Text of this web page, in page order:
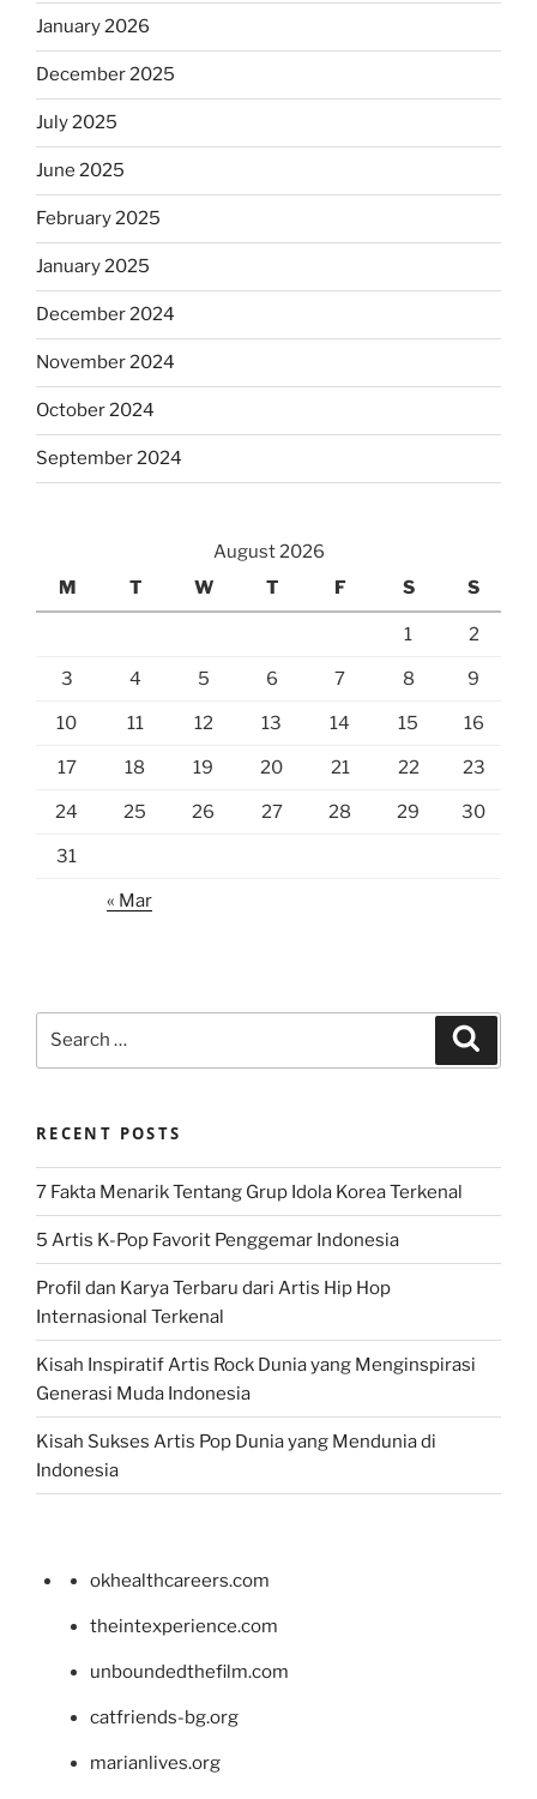
January 2026
December 2025
July 2025
June 2025
February 2025
January 2025
December 2024
November 2024
October 2024
September 2024
August 2026
M
T W T F S S
1 2
3 4 5 6 7 8 9
10 11 12 13 14 15 16
17 18 19 20 21 22 23
24 25 26 27 28 29 30
31
« Mar
RECENT POSTS
7 Fakta Menarik Tentang Grup Idola Korea Terkenal
5 Artis K-Pop Favorit Penggemar Indonesia
Profil dan Karya Terbaru dari Artis Hip Hop
Internasional Terkenal
Kisah Inspiratif Artis Rock Dunia yang Menginspirasi
Generasi Muda Indonesia
Kisah Sukses Artis Pop Dunia yang Mendunia di
Indonesia
okhealthcareers.com
theintexperience.com
unboundedthefilm.com
catfriends-bg.org
marianlives.org